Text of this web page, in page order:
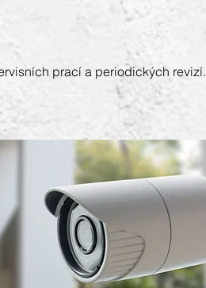
prací a periodických revizí.